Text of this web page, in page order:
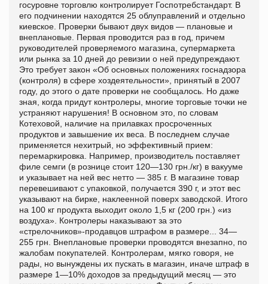
госуровне торговлю контролирует Госпотребстандарт. В
его подчинении находятся 25 облуправлений и отдельно
киевское. Проверки бывают двух видов — плановые и
внеплановые. Первая проводится раз в год, причем
руководителей проверяемого магазина, супермаркета
или рынка за 10 дней до ревизии о ней предупреждают.
Это требует закон «Об основных положениях госнадзора
(контроля) в сфере хоздеятельности», принятый в 2007
году, до этого о дате проверки не сообщалось. Но даже
зная, когда придут контролеры, многие торговые точки не
устраняют нарушения! В основном это, по словам
Котеховой, наличие на прилавках просроченных
продуктов и завышение их веса. В последнем случае
применяется нехитрый, но эффективный прием:
перемаркировка. Например, производитель поставляет
филе семги (в рознице стоит 120—130 грн./кг) в вакууме
и указывает на ней вес нетто — 385 г. В магазине товар
перевешивают с упаковкой, получается 390 г, и этот вес
указывают на бирке, наклеенной поверх заводской. Итого
на 100 кг продукта выходит около 1,5 кг (200 грн.) «из
воздуха». Контролеры наказывают за это
«стрелочников»-продавцов штрафом в размере... 34—
255 грн. Внеплановые проверки проводятся внезапно, по
жалобам покупателей. Контролерам, мягко говоря, не
рады, но вынуждены их пускать в магазин, иначе штраф в
размере 1—10% доходов за предыдущий месяц — это